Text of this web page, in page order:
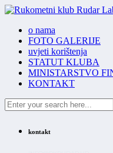
o nama
FOTO GALERIJE
uvjeti korištenja
STATUT KLUBA
MINISTARSTVO
KONTAKT
kontakt